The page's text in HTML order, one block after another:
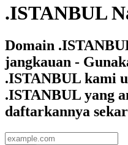
.ISTANBUL
Domain
jangkauan -
.ISTANBUL kami
.ISTANBUL yang
daftarkannya